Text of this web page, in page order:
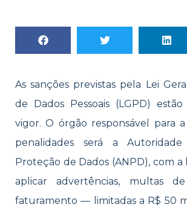
As sanções previstas pela Lei
de Dados Pessoais (LGPD)
vigor. O órgão responsável para
penalidades será a
Proteção de Dados (ANPD), com a
aplicar advertências, multas
faturamento — limitadas a R$ 50